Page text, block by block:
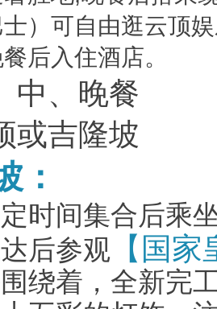
）可自由逛云顶
后入住酒店。
中、晚餐
或吉隆坡
：
时间集合后乘
后参观 【国
绕着，全新完